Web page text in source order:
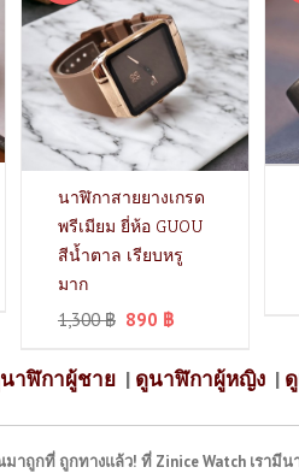
นาฬิกาสายยางเกรด
พรีเมียม ยี่ห้อ GUOU
สีน้ำตาล เรียบหรู
มาก
1,300฿ 890 ฿
าฬิกาผู้ชาย | ดูนาฬิกาผู้หญิง |
ถูกที่ ถูกทางแล้ว! ที่ Zinice Watch เรามี